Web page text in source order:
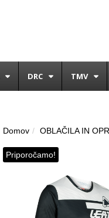
DRC TMV
Domov OBLAČILA IN
Priporočamo!